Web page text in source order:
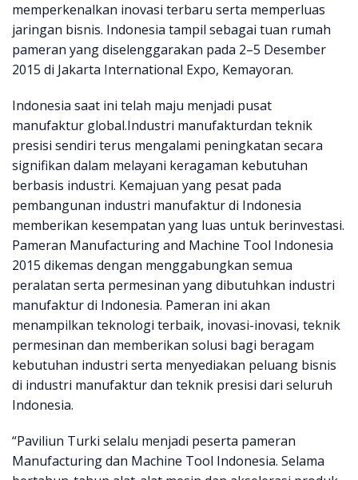
memperkenalkan inovasi terbaru serta memperluas
jaringan bisnis. Indonesia tampil sebagai tuan rumah
pameran yang diselenggarakan pada 2–5 Desember
2015 di Jakarta International Expo, Kemayoran.
Indonesia saat ini telah maju menjadi pusat
manufaktur global.Industri manufakturdan teknik
presisi sendiri terus mengalami peningkatan secara
signifikan dalam melayani keragaman kebutuhan
berbasis industri. Kemajuan yang pesat pada
pembangunan industri manufaktur di Indonesia
memberikan kesempatan yang luas untuk berinvestasi.
Pameran Manufacturing and Machine Tool Indonesia
2015 dikemas dengan menggabungkan semua
peralatan serta permesinan yang dibutuhkan industri
manufaktur di Indonesia. Pameran ini akan
menampilkan teknologi terbaik, inovasi-inovasi, teknik
permesinan dan memberikan solusi bagi beragam
kebutuhan industri serta menyediakan peluang bisnis
di industri manufaktur dan teknik presisi dari seluruh
Indonesia.
“Paviliun Turki selalu menjadi peserta pameran
Manufacturing dan Machine Tool Indonesia. Selama